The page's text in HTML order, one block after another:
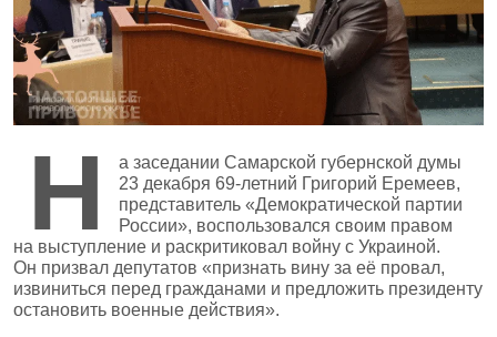
Н
а заседании Самарской губернской думы
23 декабря 69‑летний Григорий Еремеев,
представитель «Демократической партии
России», воспользовался своим правом
на выступление и раскритиковал войну с Украиной.
Он призвал депутатов «признать вину за её провал,
извиниться перед гражданами и предложить президенту
остановить военные действия».